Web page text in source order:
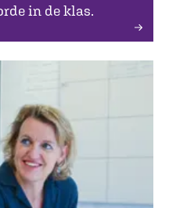
in de klas.